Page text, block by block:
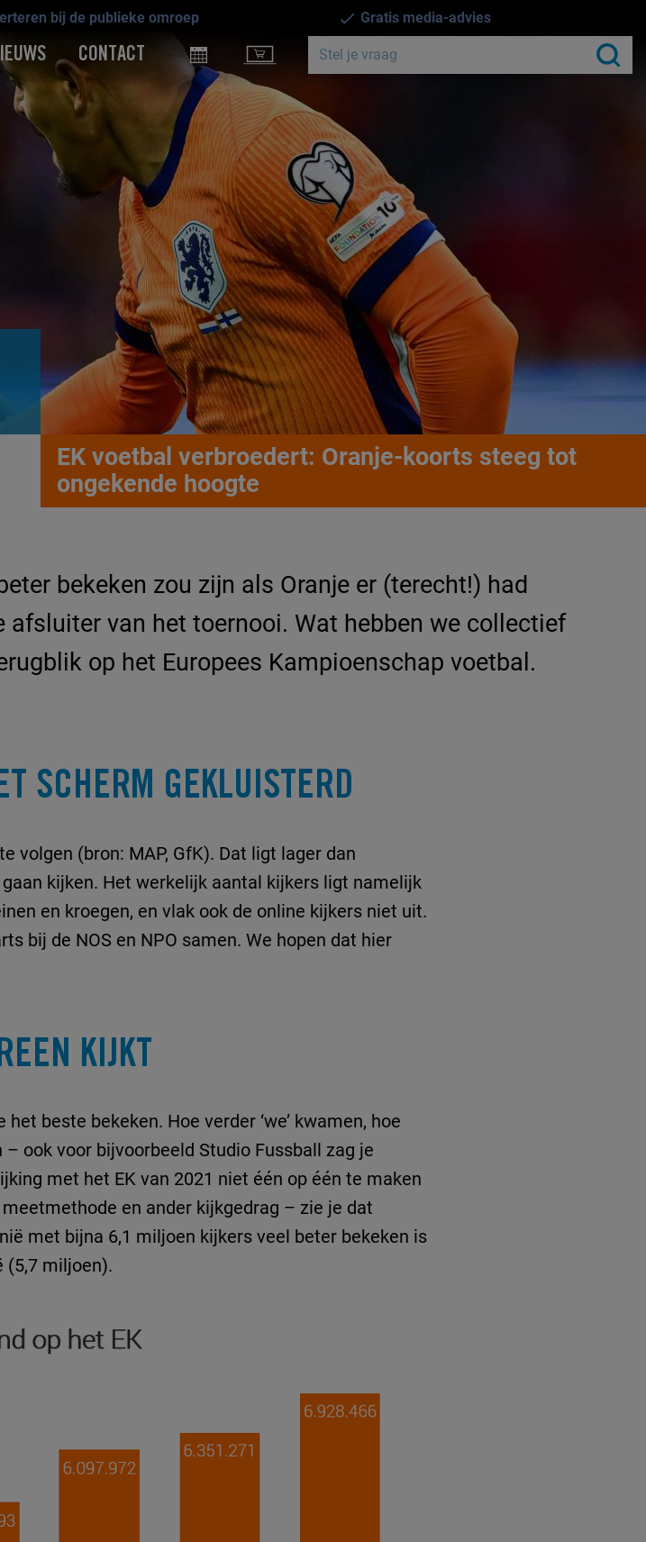
bij de publieke omroep Gratis media-advies
CONTACT
EK voetbal verbroedert: Oranje-koorts steeg tot
ongekende hoogte
bekeken zou zijn als Oranje er (terecht!) had
van het toernooi. Wat hebben we collectief
op het Europees Kampioenschap voetbal.
SCHERM GEKLUISTERD
volgen (bron: MAP, GfK). Dat ligt lager dan
kijken. Het werkelijk aantal kijkers ligt namelijk
en kroegen, en vlak ook de online kijkers niet uit.
bij de NOS en NPO samen. We hopen dat hier
KIJKT
beste bekeken. Hoe verder ‘we’ kwamen, hoe
ook voor bijvoorbeeld Studio Fussball zag je
met het EK van 2021 niet één op één te maken
en ander kijkgedrag – zie je dat
met bijna 6,1 miljoen kijkers veel beter bekeken is
(5,7 miljoen).